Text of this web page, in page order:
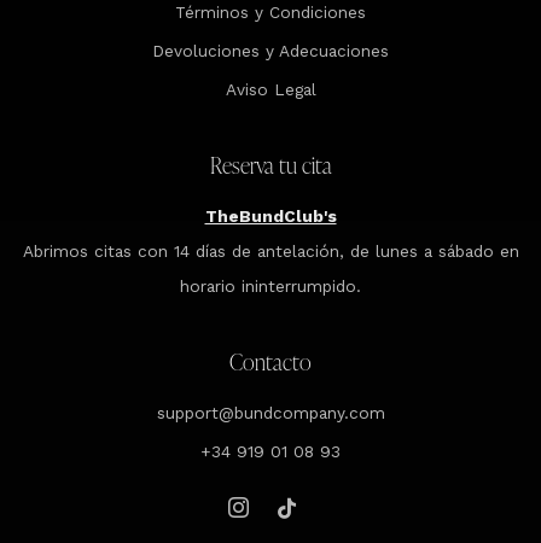
Términos y Condiciones
Devoluciones y Adecuaciones
Aviso Legal
Reserva tu cita
TheBundClub's
Abrimos citas con 14 días de antelación, de lunes a sábado en
horario ininterrumpido.
Contacto
support@bundcompany.com
+34 919 01 08 93